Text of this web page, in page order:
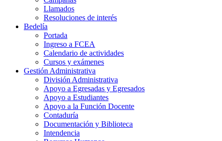
Llamados
Resoluciones de interés
Bedelía
Portada
Ingreso a FCEA
Calendario de actividades
Cursos y exámenes
Gestión Administrativa
División Administrativa
Apoyo a Egresadas y Egresados
Apoyo a Estudiantes
Apoyo a la Función Docente
Contaduría
Documentación y Biblioteca
Intendencia